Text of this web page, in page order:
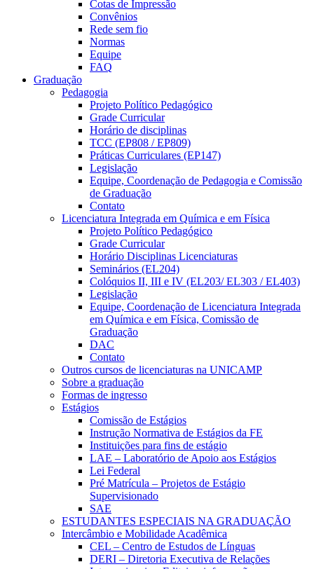
Cotas de Impressão
Convênios
Rede sem fio
Normas
Equipe
FAQ
Graduação
Pedagogia
Projeto Político Pedagógico
Grade Curricular
Horário de disciplinas
TCC (EP808 / EP809)
Práticas Curriculares (EP147)
Legislação
Equipe, Coordenação de Pedagogia e Comissão
de Graduação
Contato
Licenciatura Integrada em Química e em Física
Projeto Político Pedagógico
Grade Curricular
Horário Disciplinas Licenciaturas
Seminários (EL204)
Colóquios II, III e IV (EL203/ EL303 / EL403)
Legislação
Equipe, Coordenação de Licenciatura Integrada
em Química e em Física, Comissão de
Graduação
DAC
Contato
Outros cursos de licenciaturas na UNICAMP
Sobre a graduação
Formas de ingresso
Estágios
Comissão de Estágios
Instrução Normativa de Estágios da FE
Instituições para fins de estágio
LAE – Laboratório de Apoio aos Estágios
Lei Federal
Pré Matrícula – Projetos de Estágio
Supervisionado
SAE
ESTUDANTES ESPECIAIS NA GRADUAÇÃO
Intercâmbio e Mobilidade Acadêmica
CEL – Centro de Estudos de Línguas
DERI – Diretoria Executiva de Relações